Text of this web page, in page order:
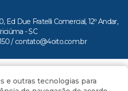
Ed Due Fratelli Comercial, 12º Andar,
- SC
/ contato@4oito.com.br
reservados ao Portal 4oito
e outras tecnologias para